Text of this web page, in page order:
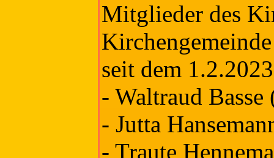
Mitglieder des
seit dem
- Waltraud Basse
- Jutta
- Traute